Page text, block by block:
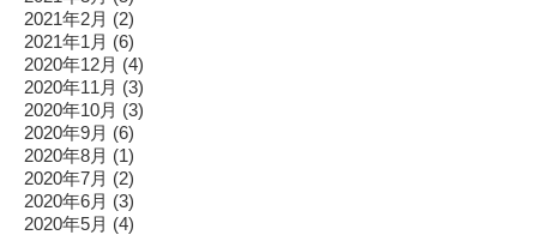
2021年2月 (2)
2021年1月 (6)
2020年12月 (4)
2020年11月 (3)
2020年10月 (3)
2020年9月 (6)
2020年8月 (1)
2020年7月 (2)
2020年6月 (3)
2020年5月 (4)